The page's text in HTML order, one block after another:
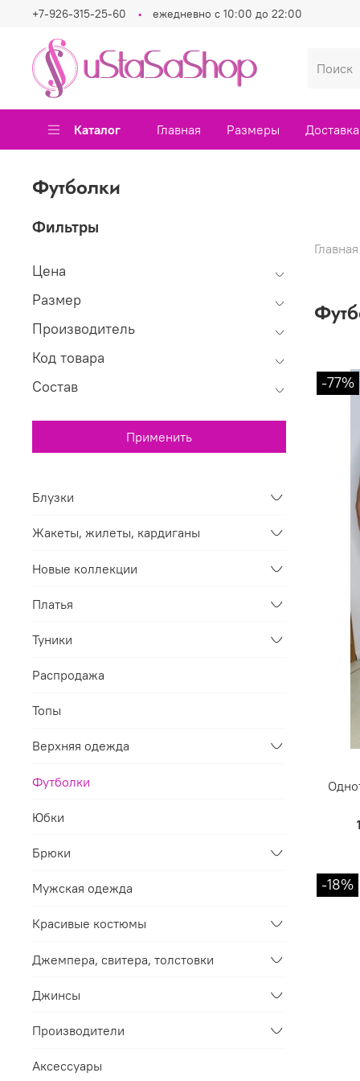
+7-926-315-25-60 ежедневно с 10:00 до 22:00
Каталог Главная Размеры
Футболки
Главная
-77%
-18%
Фильтры
Цена
Размер
Производитель
Код товара
Состав
Применить
Блузки
Жакеты, жилеты, кардиганы
Новые коллекции
Платья
Туники
Распродажа
Топы
Верхняя одежда
Футболки
Юбки
Брюки
Мужская одежда
Красивые костюмы
Джемпера, свитера, толстовки
Джинсы
Производители
Аксессуары